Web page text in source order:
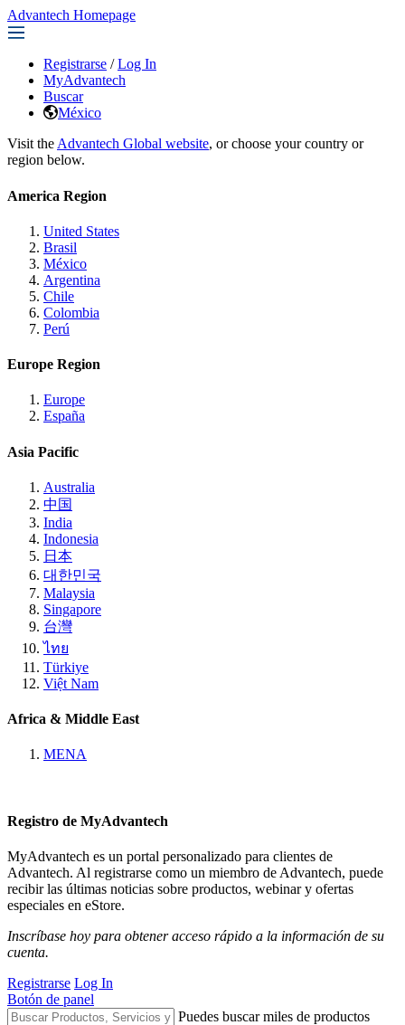
Advantech Homepage
Registrarse / Log In
MyAdvantech
Buscar
México
Visit the Advantech Global website, or choose your country or
region below.
America Region
United States
Brasil
México
Argentina
Chile
Colombia
Perú
Europe Region
Europe
España
Asia Pacific
Australia
中国
India
Indonesia
日本
대한민국
Malaysia
Singapore
台灣
ไทย
Türkiye
Việt Nam
Africa & Middle East
MENA
Registro de MyAdvantech
MyAdvantech es un portal personalizado para clientes de
Advantech. Al registrarse como un miembro de Advantech, puede
recibir las últimas noticias sobre productos, webinar y ofertas
especiales en eStore.
Inscríbase hoy para obtener acceso rápido a la información de su
cuenta.
Registrarse Log In
Botón de panel
Puedes buscar miles de productos